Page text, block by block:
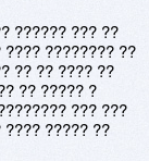
?????? ??? ??
???????? ??
?? ?? ???? ??
?? ????? ?
??? ???
????? ??